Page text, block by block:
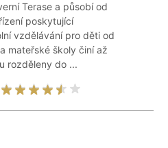
Terase a působí od
poskytující
vzdělávání pro děti od
mateřské školy činí až
rozděleny do ...